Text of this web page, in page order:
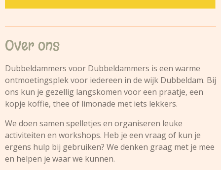
Over ons
Dubbeldammers voor Dubbeldammers is een warme
ontmoetingsplek voor iedereen in de wijk Dubbeldam. Bij
ons kun je gezellig langskomen voor een praatje, een
kopje koffie, thee of limonade met iets lekkers.
We doen samen spelletjes en organiseren leuke
activiteiten en workshops. Heb je een vraag of kun je
ergens hulp bij gebruiken? We denken graag met je mee
en helpen je waar we kunnen.